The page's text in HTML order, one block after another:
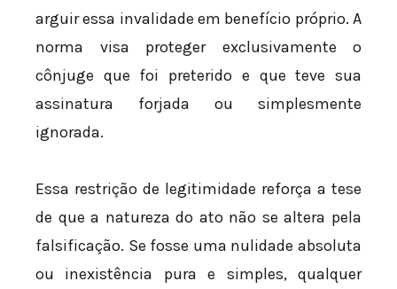
arguir essa invalidade em benefício próprio. A
norma visa proteger exclusivamente o
cônjuge que foi preterido e que teve sua
assinatura forjada ou simplesmente
ignorada.
Essa restrição de legitimidade reforça a tese
de que a natureza do ato não se altera pela
falsificação. Se fosse uma nulidade absoluta
ou inexistência pura e simples, qualquer